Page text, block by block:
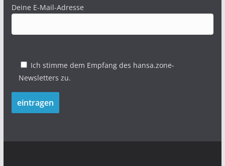
Deine E-Mail-Adresse
Ich stimme dem Empfang des hansa.zone-
Newsletters zu.